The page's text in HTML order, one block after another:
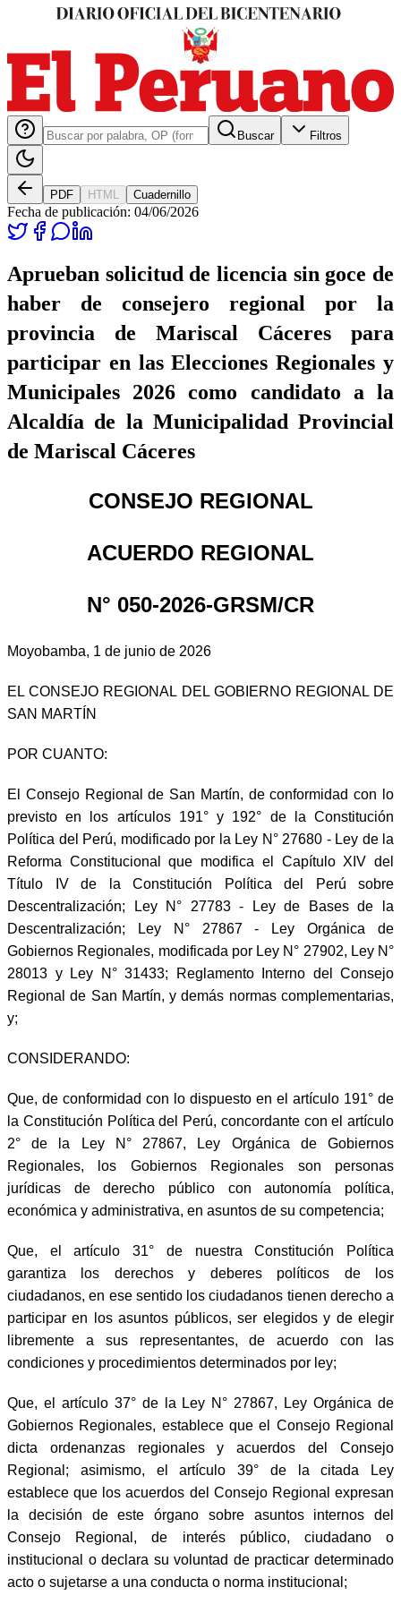
Buscar Filtros
PDF HTML Cuadernillo
Fecha de publicación: 04/06/2026
Aprueban solicitud de licencia sin goce de
haber de consejero regional por la
provincia de Mariscal Cáceres para
participar en las Elecciones Regionales y
Municipales 2026 como candidato a la
Alcaldía de la Municipalidad Provincial
de Mariscal Cáceres
CONSEJO REGIONAL
ACUERDO REGIONAL
N° 050-2026-GRSM/CR
Moyobamba, 1 de junio de 2026
EL CONSEJO REGIONAL DEL GOBIERNO REGIONAL DE
SAN MARTÍN
POR CUANTO:
El Consejo Regional de San Martín, de conformidad con lo
previsto en los artículos 191° y 192° de la Constitución
Política del Perú, modificado por la Ley N° 27680 - Ley de la
Reforma Constitucional que modifica el Capítulo XIV del
Título IV de la Constitución Política del Perú sobre
Descentralización; Ley N° 27783 - Ley de Bases de la
Descentralización; Ley N° 27867 - Ley Orgánica de
Gobiernos Regionales, modificada por Ley N° 27902, Ley N°
28013 y Ley N° 31433; Reglamento Interno del Consejo
Regional de San Martín, y demás normas complementarias,
y;
CONSIDERANDO:
Que, de conformidad con lo dispuesto en el artículo 191° de
la Constitución Política del Perú, concordante con el artículo
2° de la Ley N° 27867, Ley Orgánica de Gobiernos
Regionales, los Gobiernos Regionales son personas
jurídicas de derecho público con autonomía política,
económica y administrativa, en asuntos de su competencia;
Que, el artículo 31° de nuestra Constitución Política
garantiza los derechos y deberes políticos de los
ciudadanos, en ese sentido los ciudadanos tienen derecho a
participar en los asuntos públicos, ser elegidos y de elegir
libremente a sus representantes, de acuerdo con las
condiciones y procedimientos determinados por ley;
Que, el artículo 37° de la Ley N° 27867, Ley Orgánica de
Gobiernos Regionales, establece que el Consejo Regional
dicta ordenanzas regionales y acuerdos del Consejo
Regional; asimismo, el artículo 39° de la citada Ley
establece que los acuerdos del Consejo Regional expresan
la decisión de este órgano sobre asuntos internos del
Consejo Regional, de interés público, ciudadano o
institucional o declara su voluntad de practicar determinado
acto o sujetarse a una conducta o norma institucional;